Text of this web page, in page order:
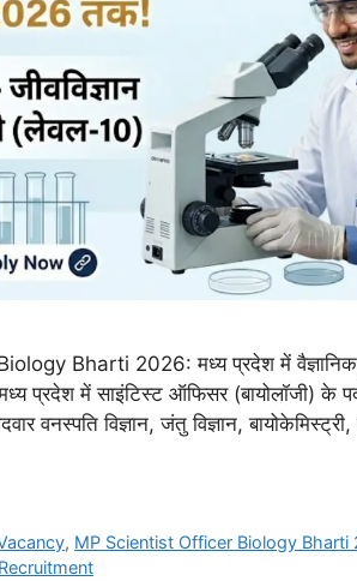
Bharti 2026: मध्य प्रदेश में वैज्ञानिक
प्रदेश में साइंटिस्ट ऑफिसर (बायोलॉजी) के
वनस्पति विज्ञान, जंतु विज्ञान, बायोकेमिस्ट्री,
, MP Scientist Officer Biology Bharti